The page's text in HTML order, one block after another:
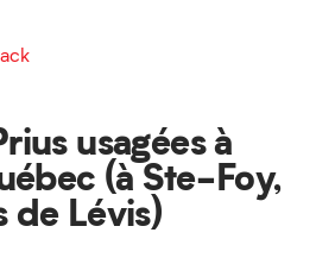
usagées à
(à Ste-Foy,
de Lévis)